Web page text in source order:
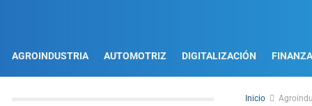
AGROINDUSTRIA AUTOMOTRIZ DIGITALIZACIÓN
Inicio